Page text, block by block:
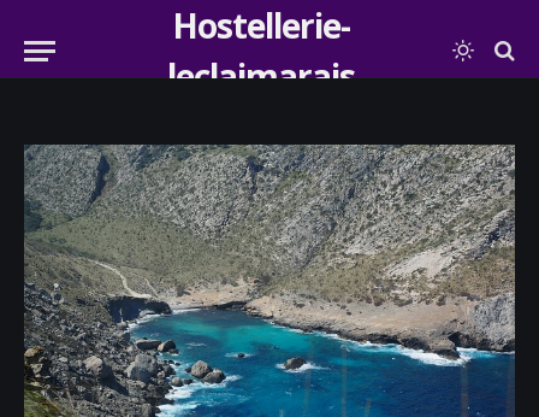
Hostellerie-
leclaimarais